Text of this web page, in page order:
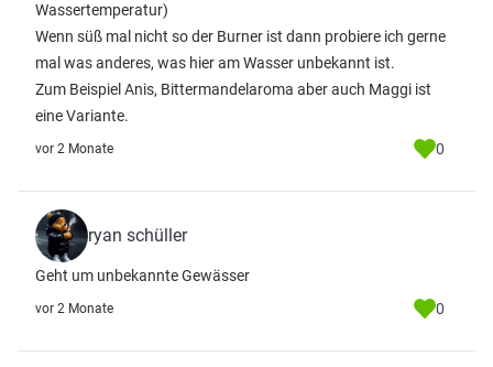
Wassertemperatur)
Wenn süß mal nicht so der Burner ist dann probiere ich gerne
mal was anderes, was hier am Wasser unbekannt ist.
Zum Beispiel Anis, Bittermandelaroma aber auch Maggi ist
eine Variante.
vor 2 Monate 0
ryan schüller
Geht um unbekannte Gewässer
vor 2 Monate 0